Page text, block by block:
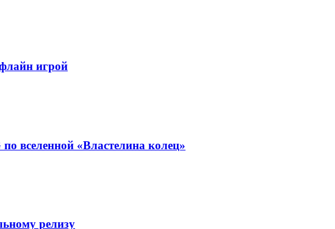
игрой
вселенной «Властелина колец»
релизу